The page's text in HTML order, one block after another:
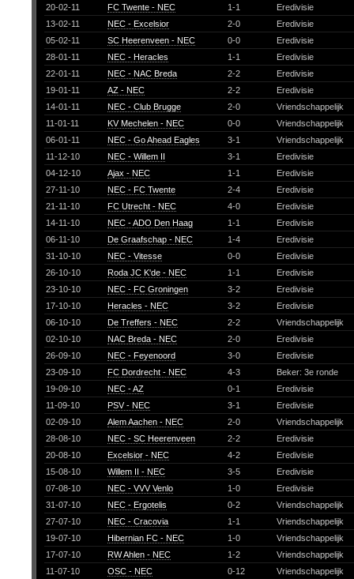
20-02-11
FC Twente - NEC 1-1
Eredivisie
13-02-11
NEC - Excelsior 2-0
Eredivisie
05-02-11
SC Heerenveen - NEC 0-0
Eredivisie
28-01-11
NEC - Heracles 1-1
Eredivisie
22-01-11
NEC - NAC Breda 2-2
Eredivisie
19-01-11
AZ - NEC 2-2
Eredivisie
14-01-11
NEC - Club Brugge 2-0
Vriendschappelijk
11-01-11
KV Mechelen - NEC 0-0
Vriendschappelijk
06-01-11
NEC - Go Ahead Eagles 3-1
Vriendschappelijk
11-12-10
NEC - Willem II 3-1
Eredivisie
04-12-10
Ajax - NEC 1-1
Eredivisie
27-11-10
NEC - FC Twente 2-4
Eredivisie
21-11-10
FC Utrecht - NEC 4-0
Eredivisie
14-11-10
NEC - ADO Den Haag 1-1
Eredivisie
06-11-10
De Graafschap - NEC 1-4
Eredivisie
31-10-10
NEC - Vitesse 0-0
Eredivisie
26-10-10
Roda JC K'de - NEC 1-1
Eredivisie
23-10-10
NEC - FC Groningen 3-2
Eredivisie
17-10-10
Heracles - NEC 3-2
Eredivisie
06-10-10
De Treffers - NEC 2-2
Vriendschappelijk
02-10-10
NAC Breda - NEC 2-0
Eredivisie
26-09-10
NEC - Feyenoord 3-0
Eredivisie
23-09-10
FC Dordrecht - NEC 4-3
Beker: 3e ronde
19-09-10
NEC - AZ 0-1
Eredivisie
11-09-10
PSV - NEC 3-1
Eredivisie
02-09-10
Alem Aachen - NEC 2-0
Vriendschappelijk
28-08-10
NEC - SC Heerenveen 2-2
Eredivisie
20-08-10
Excelsior - NEC 4-2
Eredivisie
15-08-10
Willem II - NEC 3-5
Eredivisie
07-08-10
NEC - VVV Venlo 1-0
Eredivisie
31-07-10
NEC - Ergotelis 0-2
Vriendschappelijk
27-07-10
NEC - Cracovia 1-1
Vriendschappelijk
19-07-10
Hibernian FC - NEC 1-0
Vriendschappelijk
17-07-10
RW Ahlen - NEC 1-2
Vriendschappelijk
11-07-10
OSC - NEC 0-12
Vriendschappelijk